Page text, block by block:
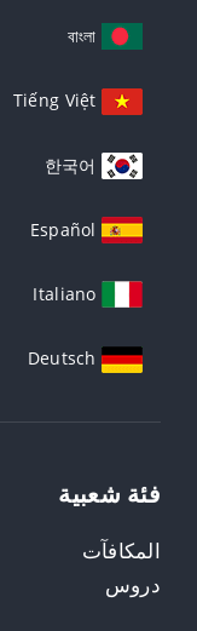
বাংলা
Tiếng Việt
한국어
Español
Italiano
Deutsch
فئة شعبية
المكافآت
دروس